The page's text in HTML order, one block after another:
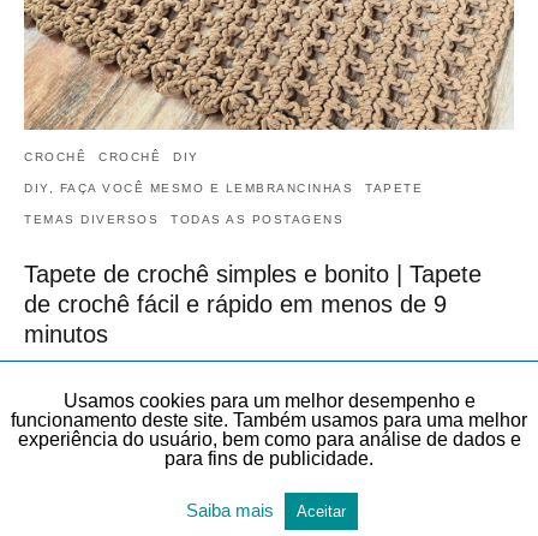
CROCHÊ CROCHÊ DIY
DIY, FAÇA VOCÊ MESMO E LEMBRANCINHAS TAPETE
TEMAS DIVERSOS TODAS AS POSTAGENS
Tapete de crochê simples e bonito | Tapete
de crochê fácil e rápido em menos de 9
minutos
Veja neste artigo, de forma gratuita, este vídeo: Tapete de crochê
simples e bonito. Tapete de crochê fácil e rápido em menos de 9
minutos.…
21 de maio de 2026
Usamos cookies para um melhor desempenho e
funcionamento deste site. Também usamos para uma melhor
experiência do usuário, bem como para análise de dados e
para fins de publicidade.
Saiba mais Aceitar